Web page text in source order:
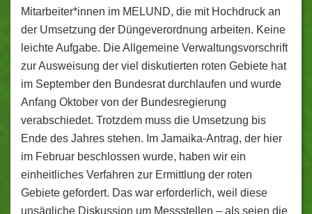
Mitarbeiter*innen im MELUND, die mit Hochdruck an
der Umsetzung der Düngeverordnung arbeiten. Keine
leichte Aufgabe. Die Allgemeine Verwaltungsvorschrift
zur Ausweisung der viel diskutierten roten Gebiete hat
im September den Bundesrat durchlaufen und wurde
Anfang Oktober von der Bundesregierung
verabschiedet. Trotzdem muss die Umsetzung bis
Ende des Jahres stehen. Im Jamaika-Antrag, der hier
im Februar beschlossen wurde, haben wir ein
einheitliches Verfahren zur Ermittlung der roten
Gebiete gefordert. Das war erforderlich, weil diese
unsägliche Diskussion um Messstellen – als seien die